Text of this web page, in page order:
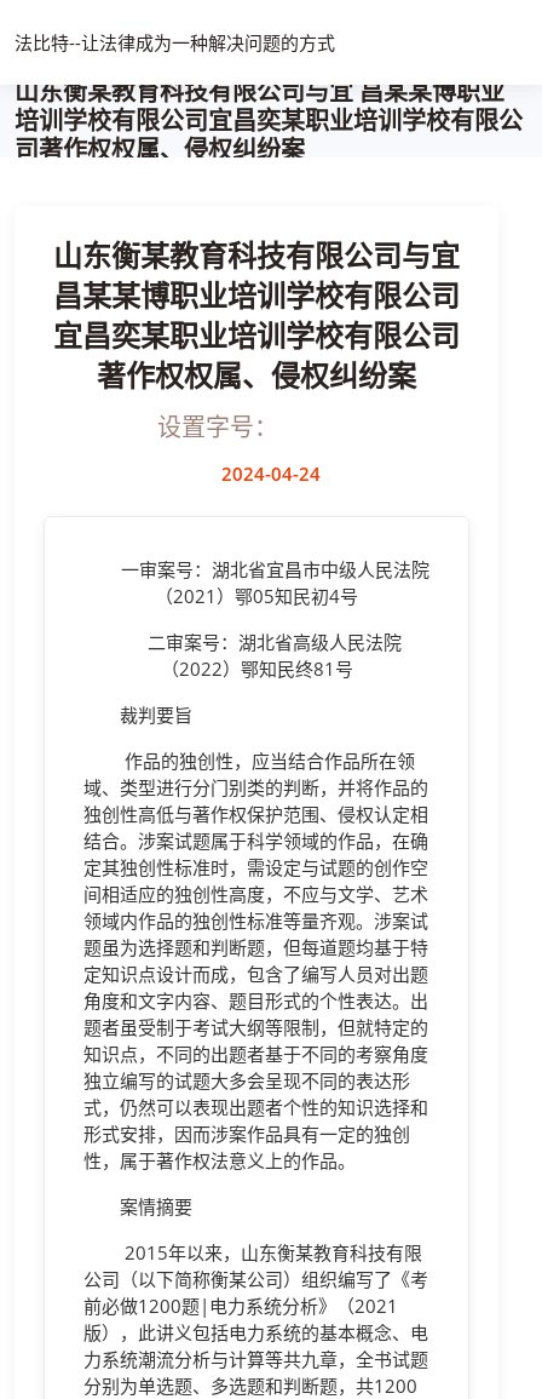
法比特--让法律成为一种解决问题的方式
山东衡某教育科技有限公司与宜 昌某某博职业
培训学校有限公司宜昌奕某职业培训学校有限公
司著作权权属、侵权纠纷案
山东衡某教育科技有限公司与宜
昌某某博职业培训学校有限公司
宜昌奕某职业培训学校有限公司
著作权权属、侵权纠纷案
设置字号：
2024-04-24
一审案号：湖北省宜昌市中级人民法院
（2021）鄂05知民初4号
二审案号：湖北省高级人民法院
（2022）鄂知民终81号
裁判要旨
作品的独创性，应当结合作品所在领
域、类型进行分门别类的判断，并将作品的
独创性高低与著作权保护范围、侵权认定相
结合。涉案试题属于科学领域的作品，在确
定其独创性标准时，需设定与试题的创作空
间相适应的独创性高度，不应与文学、艺术
领域内作品的独创性标准等量齐观。涉案试
题虽为选择题和判断题，但每道题均基于特
定知识点设计而成，包含了编写人员对出题
角度和文字内容、题目形式的个性表达。出
题者虽受制于考试大纲等限制，但就特定的
知识点，不同的出题者基于不同的考察角度
独立编写的试题大多会呈现不同的表达形
式，仍然可以表现出题者个性的知识选择和
形式安排，因而涉案作品具有一定的独创
性，属于著作权法意义上的作品。
案情摘要
2015年以来，山东衡某教育科技有限
公司（以下简称衡某公司）组织编写了《考
前必做1200题|电力系统分析》（2021
版），此讲义包括电力系统的基本概念、电
力系统潮流分析与计算等共九章，全书试题
分别为单选题、多选题和判断题，共1200